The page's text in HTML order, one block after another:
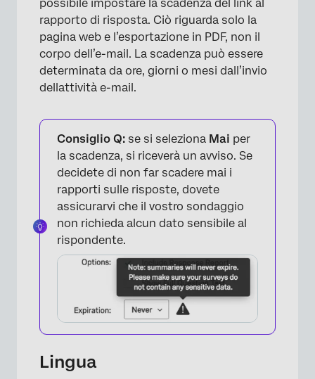
possibile impostare la scadenza del link al
rapporto di risposta. Ciò riguarda solo la
pagina web e l’esportazione in PDF, non il
corpo dell’e-mail. La scadenza può essere
determinata da ore, giorni o mesi dall’invio
dellattività e-mail.
Consiglio Q: se si seleziona Mai per
la scadenza, si riceverà un avviso. Se
decidete di non far scadere mai i
rapporti sulle risposte, dovete
assicurarvi che il vostro sondaggio
non richieda alcun dato sensibile al
rispondente.
Lingua